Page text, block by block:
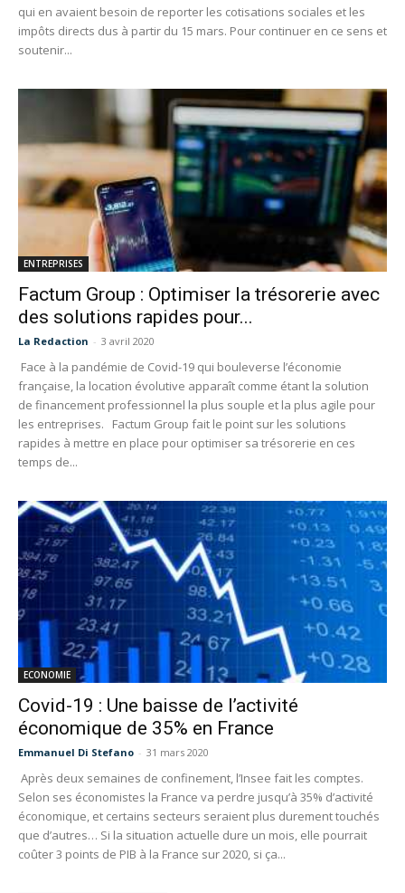
qui en avaient besoin de reporter les cotisations sociales et les
impôts directs dus à partir du 15 mars. Pour continuer en ce sens et
soutenir...
ENTREPRISES
Factum Group : Optimiser la trésorerie avec
des solutions rapides pour...
La Redaction - 3 avril 2020
Face à la pandémie de Covid-19 qui bouleverse l’économie
française, la location évolutive apparaît comme étant la solution
de financement professionnel la plus souple et la plus agile pour
les entreprises. Factum Group fait le point sur les solutions
rapides à mettre en place pour optimiser sa trésorerie en ces
temps de...
ECONOMIE
Covid-19 : Une baisse de l’activité
économique de 35% en France
Emmanuel Di Stefano - 31 mars 2020
Après deux semaines de confinement, l’Insee fait les comptes.
Selon ses économistes la France va perdre jusqu’à 35% d’activité
économique, et certains secteurs seraient plus durement touchés
que d’autres… Si la situation actuelle dure un mois, elle pourrait
coûter 3 points de PIB à la France sur 2020, si ça...